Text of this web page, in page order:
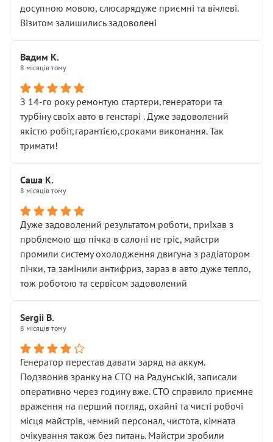
досупною мовою, слюсарядуже приємні та вічлеві.
Візитом залишились задоволені
Вадим К.
8 місяців тому
З 14-го року ремонтую стартери,генератори та
турбіну своїх авто в генстарі . Дуже задоволений
якістю робіт,гарантією,сроками виконання. Так
тримати!
Саша К.
8 місяців тому
Дуже задоволений результатом роботи, приїхав з
проблемою що пічка в салоні не гріє, майстри
промили систему охолодження двигуна з радіатором
пічки, та замінили антифриз, зараз в авто дуже тепло,
тож роботою та сервісом задоволений
Sergii B.
8 місяців тому
Генератор перестав давати заряд на аккум.
Подзвонив зранку на СТО на Радунській, записали
оперативно через годину вже. СТО справило приємне
враження на перший погляд, охайні та чисті робочі
місця майстрів, чемний персонал, чистота, кімната
очікування також без питань. Майстри зробили